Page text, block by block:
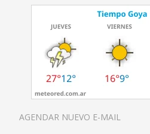
AGENDAR NUEVO E-MAIL